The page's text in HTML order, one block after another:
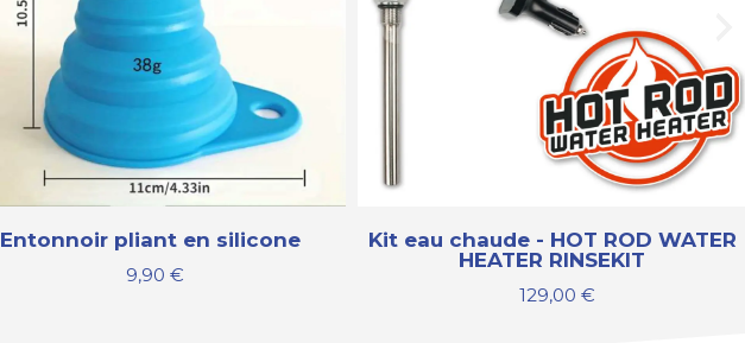
Entonnoir pliant en silicone
9,90 €
Kit eau chaude - HOT ROD WATER
HEATER RINSEKIT
129,00 €